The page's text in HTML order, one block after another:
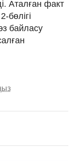
Аталған факт
бөлігі
байласу